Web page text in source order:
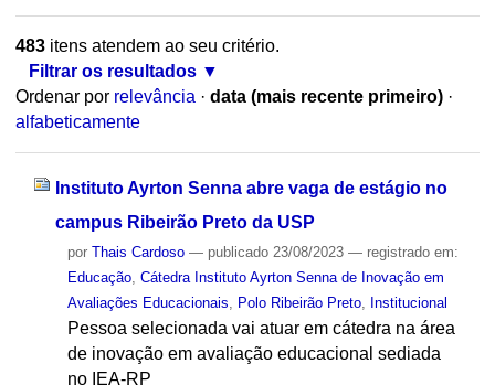
483itens atendem ao seu critério.
Filtrar os resultados
Ordenar por relevância · data (mais recente primeiro) ·
alfabeticamente
Instituto Ayrton Senna abre vaga de estágio no
campus Ribeirão Preto da USP
por Thais Cardoso — publicado23/08/2023 — registrado em:
Educação, Cátedra Instituto Ayrton Senna de Inovação em
Avaliações Educacionais
Polo Ribeirão Preto, Institucional
Pessoa selecionada vai atuar em cátedra na área
de inovação em avaliação educacional sediada
no IEA-RP